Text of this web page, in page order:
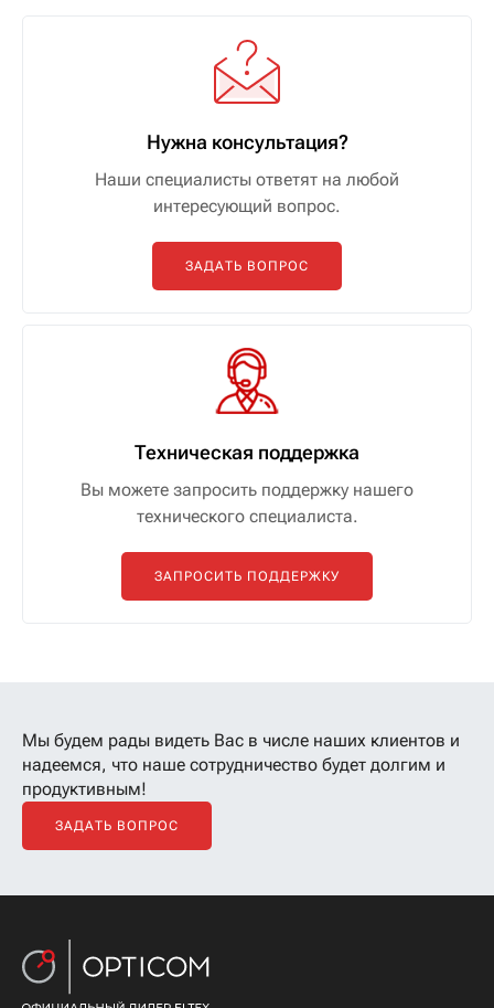
Нужна консультация?
Наши специалисты ответят на любой
интересующий вопрос.
ЗАДАТЬ ВОПРОС
Техническая поддержка
Вы можете запросить поддержку нашего
технического специалиста.
ЗАПРОСИТЬ ПОДДЕРЖКУ
Мы будем рады видеть Вас в числе наших клиентов и
надеемся, что наше сотрудничество будет долгим и
продуктивным!
ЗАДАТЬ ВОПРОС